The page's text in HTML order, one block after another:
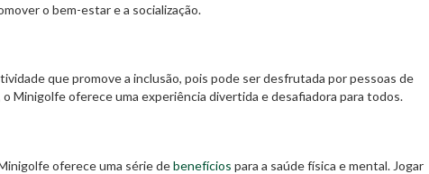
o bem-estar e a socialização.
que promove a inclusão, pois pode ser desfrutada por pessoas de
Minigolfe oferece uma experiência divertida e desafiadora para todos.
oferece uma série debenefícios para a saúde física e mental. Jogar